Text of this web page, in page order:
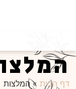
דף הבית »המלצות